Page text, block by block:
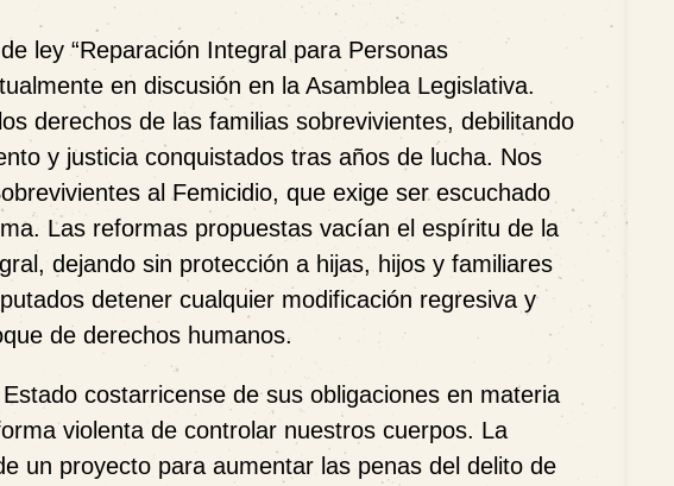
ley “Reparación Integral para Personas
en discusión en la Asamblea Legislativa.
derechos de las familias sobrevivientes, debilitando
y justicia conquistados tras años de lucha. Nos
al Femicidio, que exige ser escuchado
Las reformas propuestas vacían el espíritu de la
dejando sin protección a hijas, hijos y familiares
detener cualquier modificación regresiva y
de derechos humanos.
costarricense de sus obligaciones en materia
violenta de controlar nuestros cuerpos. La
un proyecto para aumentar las penas del delito de